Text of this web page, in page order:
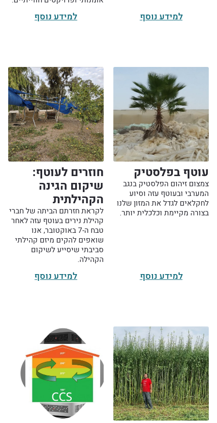
למידע נוסף למידע נוסף
עוטף בפלסטיק
צמצום זיהום הפלסטיק בנגב
המערבי ובעוטף עזה וסיוע
לחקלאים לגדל את המזון שלנו
בצורה מקיימת וכלכלית יותר.
למידע נוסף
חוזרים לעוטף:
שיקום הגינה
הקהילתית
לקראת חזרתם הביתה של חברי
קהילת נירים בעוטף עזה לאחר
טבח ה-7 באוקטובר, אנו
שואפים להקים מיזם קהילתי
סביבתי שיסייע לשיקום
הקהילה.
למידע נוסף